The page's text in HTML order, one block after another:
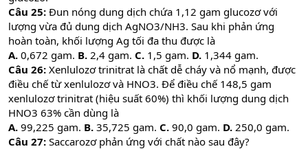
Câu 25: Đun nóng dung dịch chứa 1,12 gam glucozơ với
lượng vừa đủ dung dịch AgNO3/NH3. Sau khi phản ứng
hoàn toàn, khối lượng Ag tối đa thu được là
A. 0,672 gam. B. 2,4 gam. C. 1,5 gam. D. 1,344 gam.
Câu 26: Xenlulozơ trinitrat là chất dễ cháy và nổ mạnh, được
điều chế từ xenlulozơ và HNO3. Để điều chế 148,5 gam
xenlulozơ trinitrat (hiệu suất 60%) thì khối lượng dung dịch
HNO3 63% cần dùng là
A. 99,225 gam. B. 35,725 gam. C. 90,0 gam. D. 250,0 gam.
Câu 27: Saccarozơ phản ứng với chất nào sau đây?